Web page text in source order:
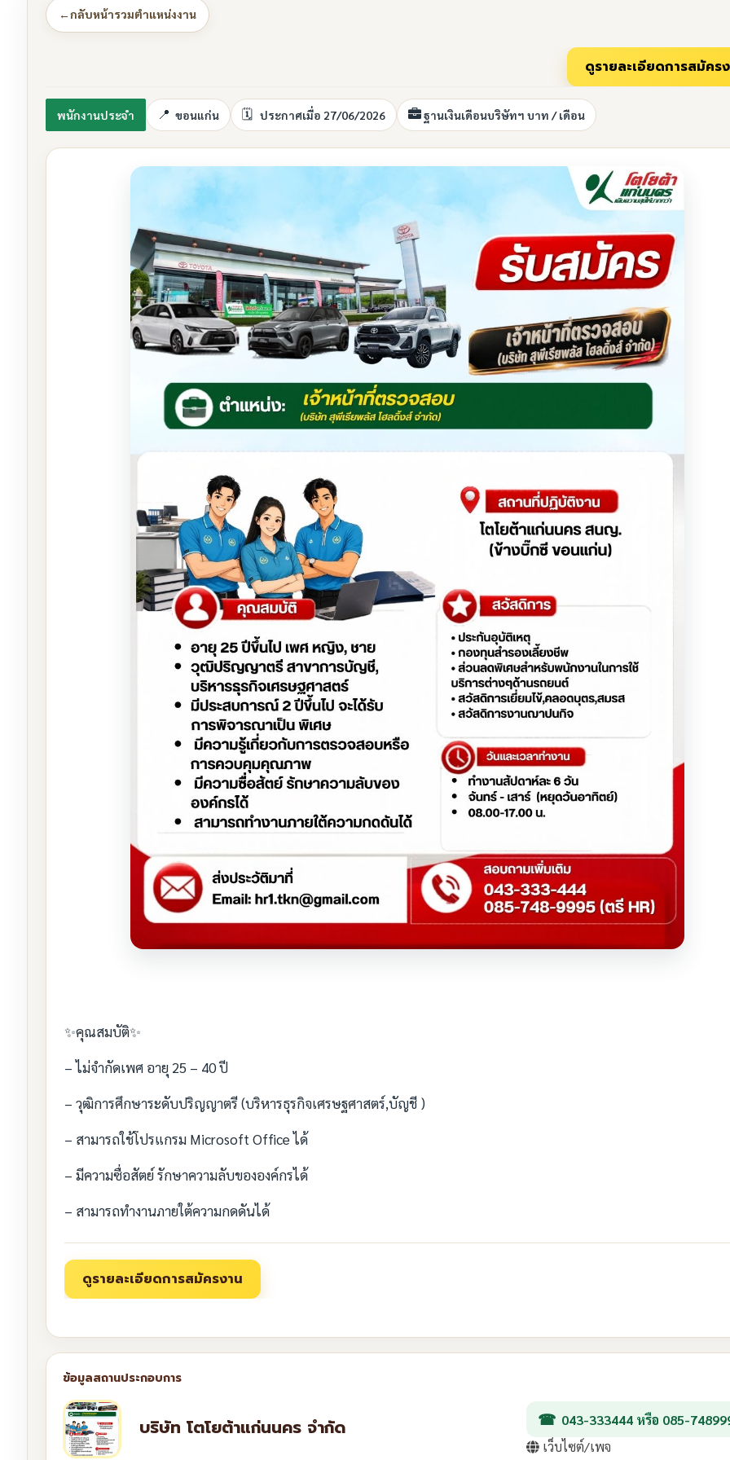
←กลับหน้ารวมตำแหน่งงาน
พนักงานประจำ ขอนแก่น ประกาศเมื่อ 27/06/2026 ฐานเงินเดือนบริษัทฯ บาท / เดือน
✨คุณสมบัติ✨
– ไม่จำกัดเพศ อายุ 25 – 40 ปี
– วุฒิการศึกษาระดับปริญญาตรี (บริหารธุรกิจเศรษฐศาสตร์,บัญชี )
– สามารถใช้โปรแกรม Microsoft Office ได้
– มีความซื่อสัตย์ รักษาความลับขององค์กรได้
– สามารถทำงานภายใต้ความกดดันได้
บริษัท โตโยต้าแก่นนคร จำกัด
043-333444 หรือ 085-
เว็บไซต์/เพจ